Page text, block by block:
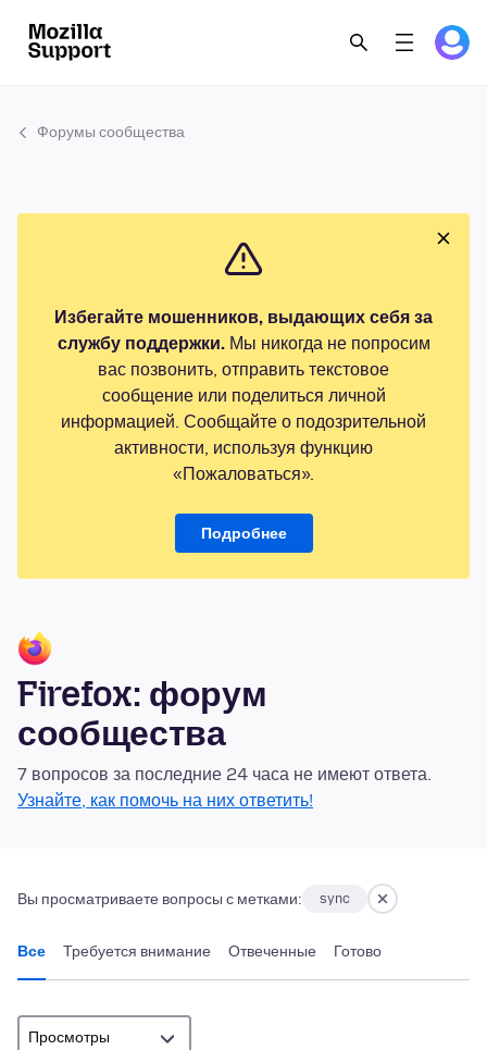
Форумы сообщества
Избегайте мошенников, выдающих себя за
службу поддержки.Мы никогда не попросим
вас позвонить, отправить текстовое
сообщение или поделиться личной
информацией. Сообщайте о подозрительной
активности, используя функцию
«Пожаловаться».
Подробнее
Firefox: форум
сообщества
7 вопросов за последние 24 часа не имеют ответа.
Узнайте, как помочь на них ответить!
Вы просматриваете вопросы с метками: sync
Все Требуется внимание Отвеченные Готово